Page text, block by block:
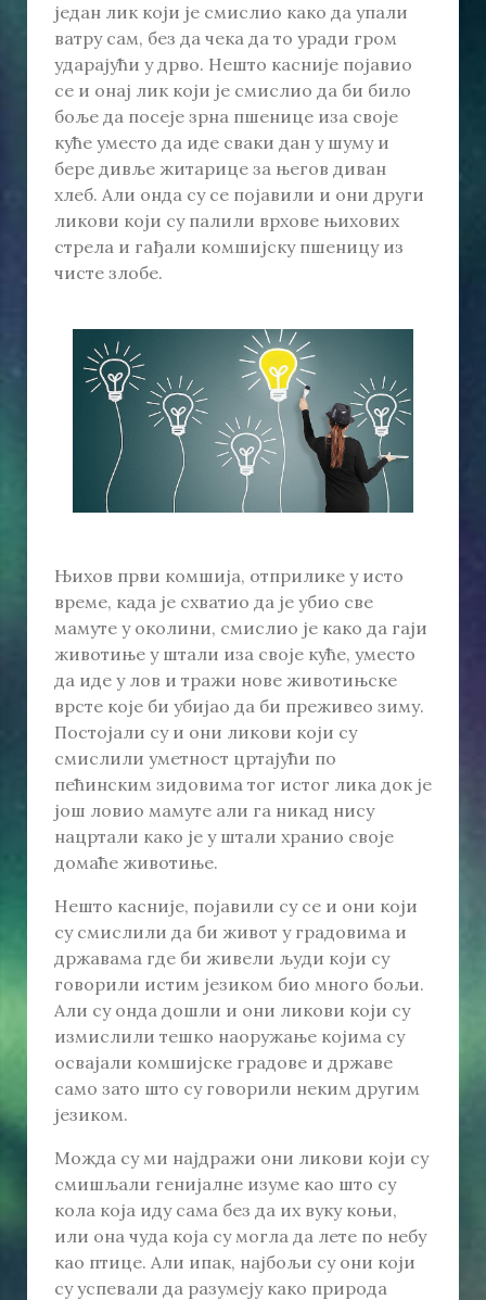
један лик који је смислио како да упали
ватру сам, без да чека да то уради гром
ударајући у дрво. Нешто касније појавио
се и онај лик који је смислио да би било
боље да посеје зрна пшенице иза своје
куће уместо да иде сваки дан у шуму и
бере дивље житарице за његов диван
хлеб. Али онда су се појавили и они други
ликови који су палили врхове њихових
стрела и гађали комшијску пшеницу из
чисте злобе.
Њихов први комшија, отприлике у исто
време, када је схватио да је убио све
мамуте у околини, смислио је како да гаји
животиње у штали иза своје куће, уместо
да иде у лов и тражи нове животињске
врсте које би убијао да би преживео зиму.
Постојали су и они ликови који су
смислили уметност цртајући по
пећинским зидовима тог истог лика док је
још ловио мамуте али га никад нису
нацртали како је у штали хранио своје
домаће животиње.
Нешто касније, појавили су се и они који
су смислили да би живот у градовима и
државама где би живели људи који су
говорили истим језиком био много бољи.
Али су онда дошли и они ликови који су
измислили тешко наоружање којима су
освајали комшијске градове и државе
само зато што су говорили неким другим
језиком.
Можда су ми најдражи они ликови који су
смишљали генијалне изуме као што су
кола која иду сама без да их вуку коњи,
или она чуда која су могла да лете по небу
као птице. Али ипак, најбољи су они који
су успевали да разумеју како природа